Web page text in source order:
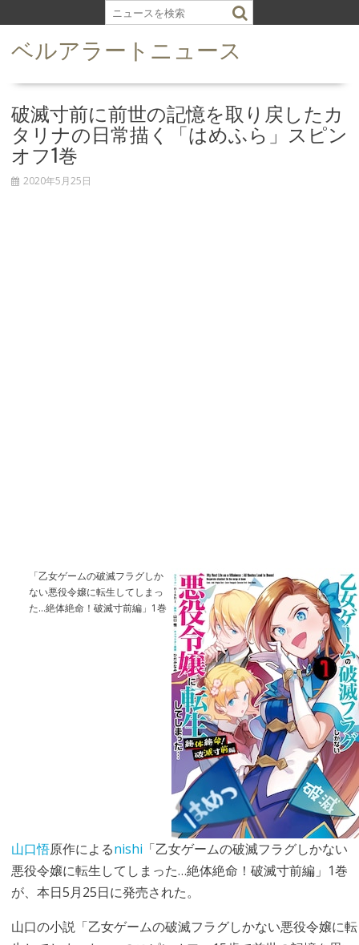
k
ベルアラートニュース
破滅寸前に前世の記憶を取り戻したカ
タリナの日常描く「はめふら」スピン
オフ1巻
2020年5月25日
「乙女ゲームの破滅フラグしか
ない悪役令嬢に転生してしまっ
た…絶体絶命！破滅寸前編」1巻
山口悟原作によるnishi 「乙女ゲームの破滅フラグしかない
悪役令嬢に転生してしまった…絶体絶命！破滅寸前編」1巻
が、本日5月25日に発売された。
山口の小説「乙女ゲームの破滅フラグしかない悪役令嬢に転